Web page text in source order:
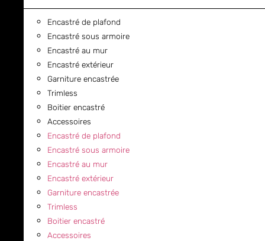
Encastré de plafond
Encastré sous armoire
Encastré au mur
Encastré extérieur
Garniture encastrée
Trimless
Boitier encastré
Accessoires
Encastré de plafond
Encastré sous armoire
Encastré au mur
Encastré extérieur
Garniture encastrée
Trimless
Boitier encastré
Accessoires